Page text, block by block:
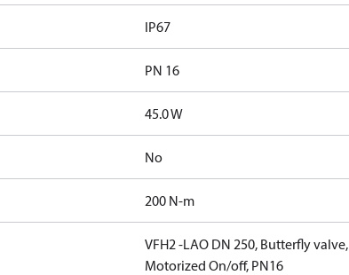
IP67
PN 16
45.0 W
No
200 N-m
VFH2 -LAO DN 250, Butterfly valve,
Motorized On/off, PN16